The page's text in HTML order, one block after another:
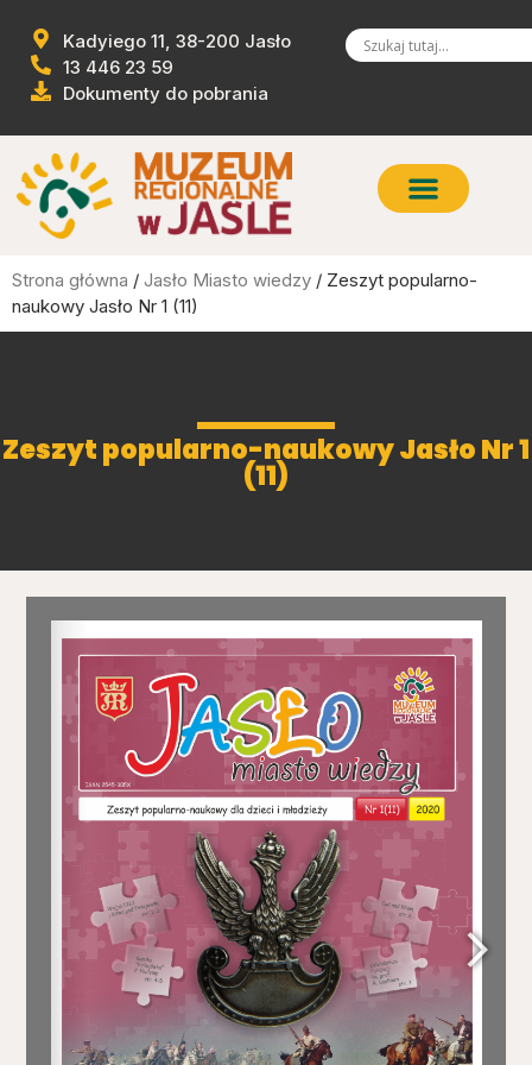
Kadyiego 11, 38-200 Jasło
13 446 23 59
Dokumenty do pobrania
Strona główna / Jasło Miasto wiedzy / Zeszyt popularno-
naukowy Jasło Nr 1 (11)
Zeszyt popularno-naukowy Jasło Nr 1
(11)